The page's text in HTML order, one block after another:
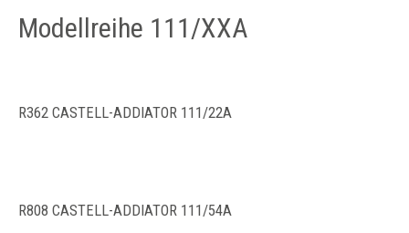
Modellreihe 111/XXA
R362 CASTELL-ADDIATOR 111/22A
R808 CASTELL-ADDIATOR 111/54A